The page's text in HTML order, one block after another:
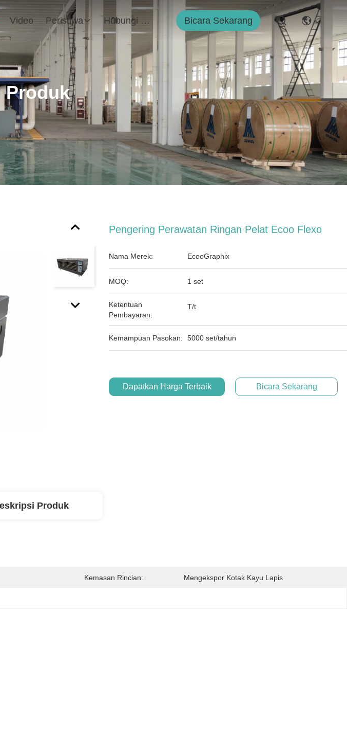
Video Peristiwa Hubungi Kami Bicara Sekarang
Produk
Pengering Perawatan Ringan Pelat Ecoo Flexo
Nama Merek: EcooGraphix
MOQ: 1 set
Ketentuan
Pembayaran:
T/t
Kemampuan Pasokan: 5000 set/tahun
Dapatkan Harga Terbaik Bicara Sekarang
Produk
Kemasan Rincian: Mengekspor Kotak Kayu Lapis